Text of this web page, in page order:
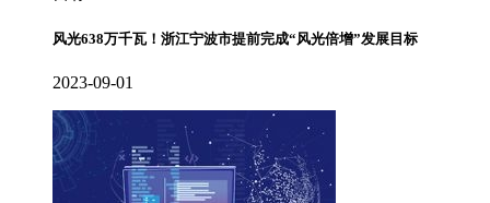
风光638万千瓦！浙江宁波市提前完成“风光倍增”发展目标
2023-09-01